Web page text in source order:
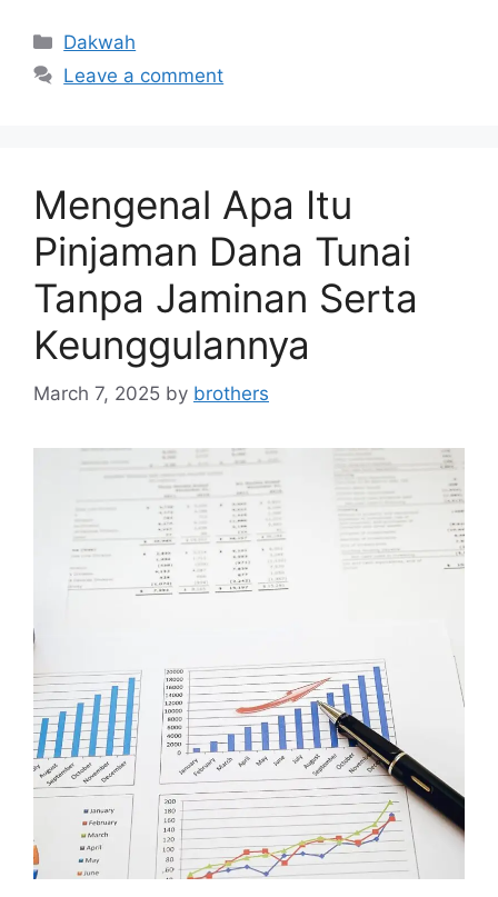
Categories
Dakwah
Leave a comment
Mengenal Apa Itu
Pinjaman Dana Tunai
Tanpa Jaminan Serta
Keunggulannya
March 7, 2025 by brothers